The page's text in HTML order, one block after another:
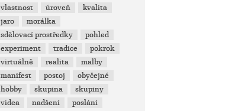
vlastnost
úroveň
kvalita
jaro
morálka
sdělovací prostředky
pohled
experiment
tradice
pokrok
virtuálně
realita
malby
manifest
postoj
obyčejné
hobby
skupina
skupiny
videa
nadšení
poslání